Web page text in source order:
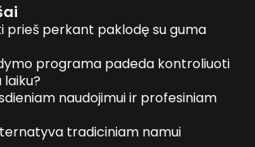
prieš perkant paklodę su guma
programa padeda kontroliuoti
laiku?
naudojimui ir profesiniam
tradiciniam namui